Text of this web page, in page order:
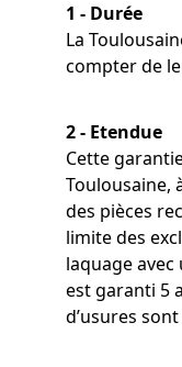
1 - Durée
La
compter de
2 - Etendue
Cette
Toulousaine,
des pièces
limite des
laquage
est garanti 5
d’usures